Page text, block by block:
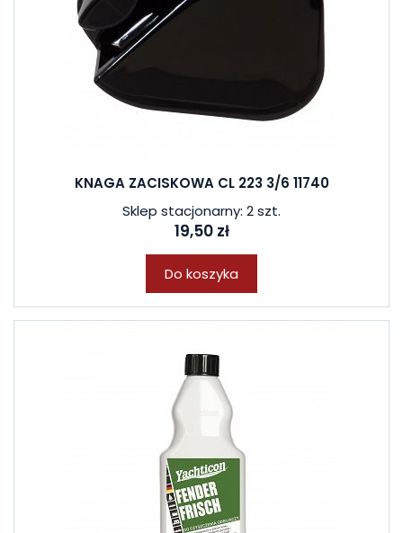
KNAGA ZACISKOWA CL 223 3/6 11740
Sklep stacjonarny: 2 szt.
19,50 zł
Do koszyka